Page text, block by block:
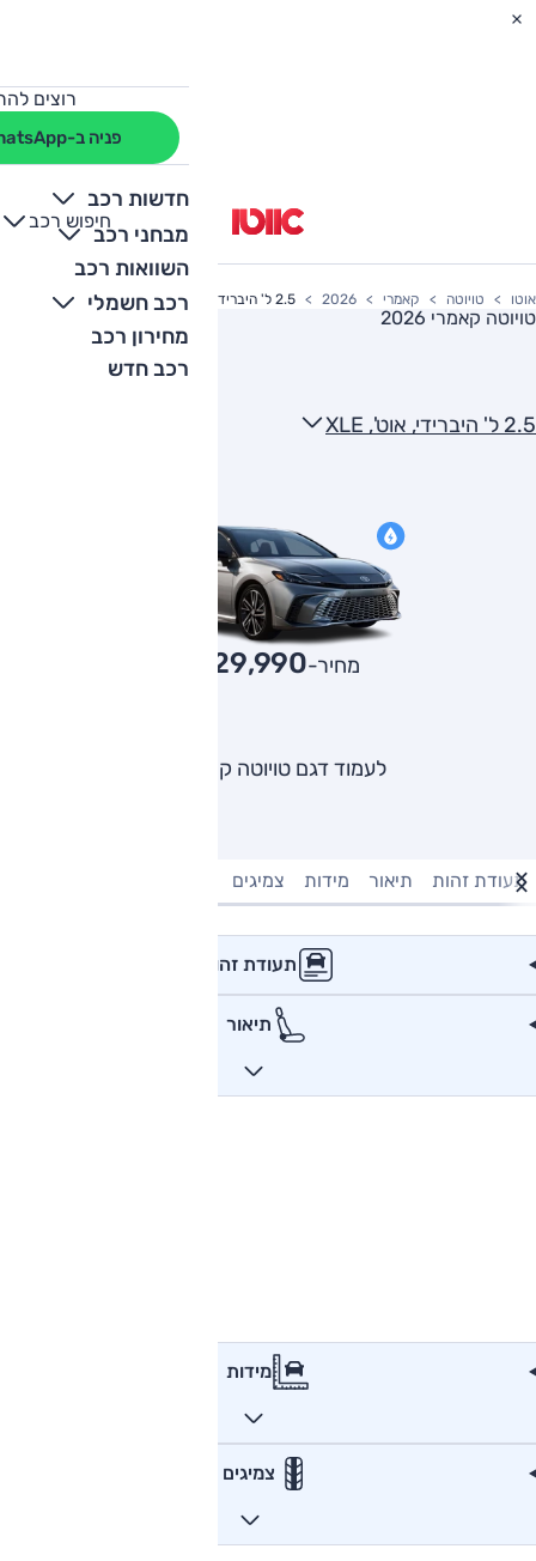
רוצים
פניה ב-WhatsApp
חדשות רכב
מבחני רכב
השוואות רכב
רכב חשמלי
מחירון רכב
רכב חדש
חיפוש רכב
+
-
אוטו טויוטה קאמרי 2026 2.5 ל' היברידי, אוט', XLE
טויוטה קאמרי 2026
2.5 ל' היברידי, אוט', XLE
מחיר-₪229,990
לעמוד דגם טויוטה קאמרי
תעודת זהות תיאור מידות צמיגים
תעודת זהות
תיאור
מידות
צמיגים